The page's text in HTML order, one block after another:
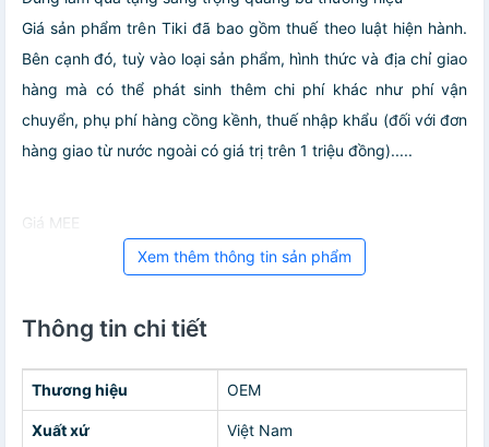
Giá sản phẩm trên Tiki đã bao gồm thuế theo luật hiện hành.
Bên cạnh đó, tuỳ vào loại sản phẩm, hình thức và địa chỉ giao
hàng mà có thể phát sinh thêm chi phí khác như phí vận
chuyển, phụ phí hàng cồng kềnh, thuế nhập khẩu (đối với đơn
hàng giao từ nước ngoài có giá trị trên 1 triệu đồng).....
Giá MEE
Xem thêm thông tin sản phẩm
Thông tin chi tiết
Thương hiệu OEM
Xuất xứ Việt Nam